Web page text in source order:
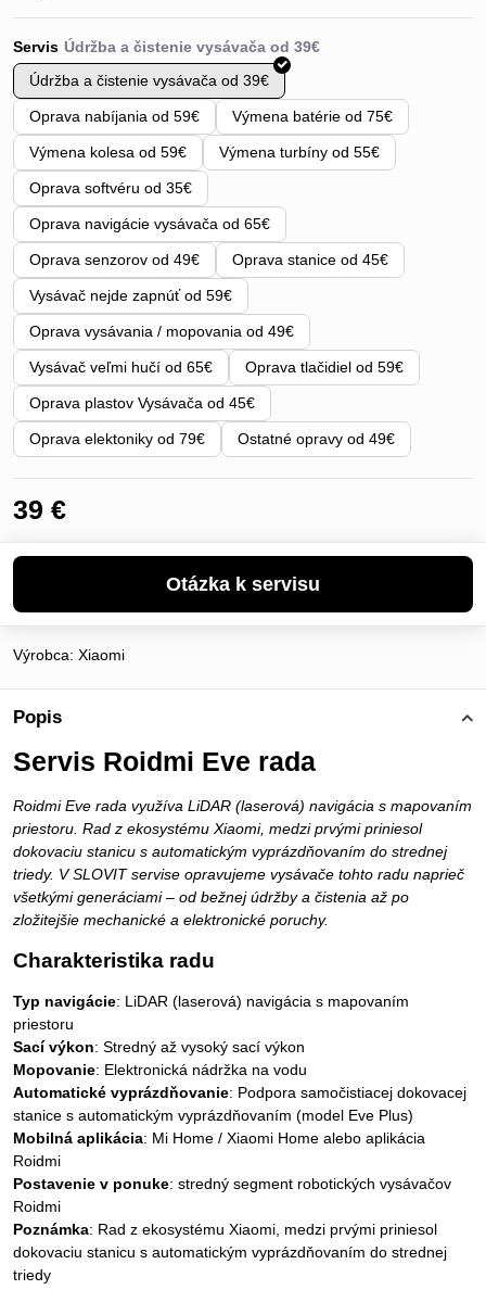
Servis
Údržba a čistenie vysávača od 39€
Oprava nabíjania od 59€ Výmena batérie od 75€
Výmena kolesa od 59€ Výmena turbíny od 55€
Oprava softvéru od 35€
Oprava navigácie vysávača od 65€
Oprava senzorov od 49€ Oprava stanice od 45€
Vysávač nejde zapnúť od 59€
Oprava vysávania / mopovania od 49€
Vysávač veľmi hučí od 65€ Oprava tlačidiel od 59€
Oprava plastov Vysávača od 45€
Oprava elektoniky od 79€ Ostatné opravy od 49€
39 €
Výrobca: Xiaomi
Popis
Servis Roidmi Eve rada
Roidmi Eve rada využíva LiDAR (laserová) navigácia s mapovaním
priestoru. Rad z ekosystému Xiaomi, medzi prvými priniesol
dokovaciu stanicu s automatickým vyprázdňovaním do strednej
triedy. V SLOVIT servise opravujeme vysávače tohto radu naprieč
všetkými generáciami – od bežnej údržby a čistenia až po
zložitejšie mechanické a elektronické poruchy.
Charakteristika radu
Typ navigácie: LiDAR (laserová) navigácia s mapovaním
priestoru
Sací výkon: Stredný až vysoký sací výkon
Mopovanie: Elektronická nádržka na vodu
Automatické vyprázdňovanie: Podpora samočistiacej dokovacej
stanice s automatickým vyprázdňovaním (model Eve Plus)
Mobilná aplikácia: Mi Home / Xiaomi Home alebo aplikácia
Roidmi
Postavenie v ponuke: stredný segment robotických vysávačov
Roidmi
Poznámka: Rad z ekosystému Xiaomi, medzi prvými priniesol
dokovaciu stanicu s automatickým vyprázdňovaním do strednej
triedy